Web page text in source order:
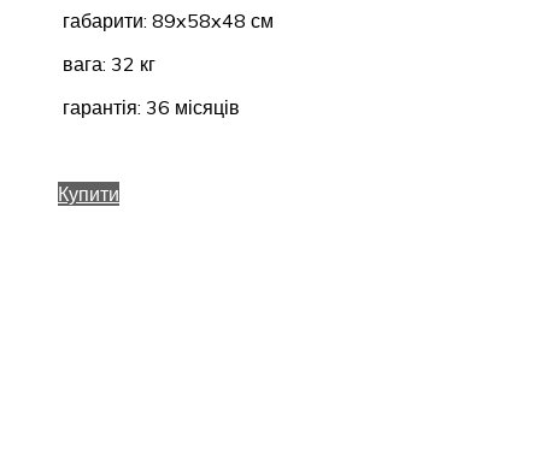
габарити: 89x58x48 см
вага: 32 кг
гарантія: 36 місяців
Купити